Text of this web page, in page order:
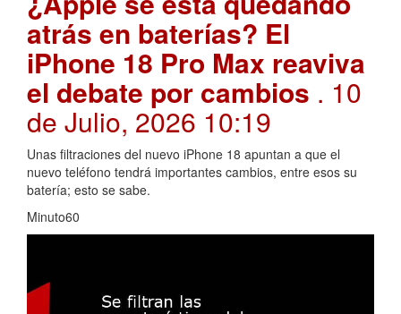
atrás en baterías? El
iPhone 18 Pro Max reaviva
el debate por cambios . 10
de Julio, 2026 10:19
Unas filtraciones del nuevo iPhone 18 apuntan a que el
nuevo teléfono tendrá importantes cambios, entre esos su
batería; esto se sabe.
Minuto60